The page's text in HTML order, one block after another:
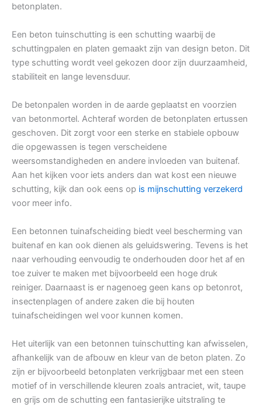
betonplaten.
Een beton tuinschutting is een schutting waarbij de
schuttingpalen en platen gemaakt zijn van design beton. Dit
type schutting wordt veel gekozen door zijn duurzaamheid,
stabiliteit en lange levensduur.
De betonpalen worden in de aarde geplaatst en voorzien
van betonmortel. Achteraf worden de betonplaten ertussen
geschoven. Dit zorgt voor een sterke en stabiele opbouw
die opgewassen is tegen verscheidene
weersomstandigheden en andere invloeden van buitenaf.
Aan het kijken voor iets anders dan wat kost een nieuwe
schutting, kijk dan ook eens op is mijnschutting verzekerd
voor meer info.
Een betonnen tuinafscheiding biedt veel bescherming van
buitenaf en kan ook dienen als geluidswering. Tevens is het
naar verhouding eenvoudig te onderhouden door het af en
toe zuiver te maken met bijvoorbeeld een hoge druk
reiniger. Daarnaast is er nagenoeg geen kans op betonrot,
insectenplagen of andere zaken die bij houten
tuinafscheidingen wel voor kunnen komen.
Het uiterlijk van een betonnen tuinschutting kan afwisselen,
afhankelijk van de afbouw en kleur van de beton platen. Zo
zijn er bijvoorbeeld betonplaten verkrijgbaar met een steen
motief of in verschillende kleuren zoals antraciet, wit, taupe
en grijs om de schutting een fantasierijke uitstraling te